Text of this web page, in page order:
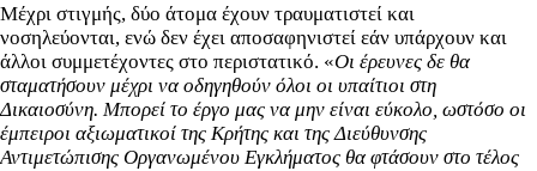
Μέχρι στιγμής, δύο άτομα έχουν τραυματιστεί και
νοσηλεύονται, ενώ δεν έχει αποσαφηνιστεί εάν υπάρχουν και
άλλοι συμμετέχοντες στο περιστατικό. «Οι έρευνες δε θα
σταματήσουν μέχρι να οδηγηθούν όλοι οι υπαίτιοι στη
Δικαιοσύνη. Μπορεί το έργο μας να μην είναι εύκολο, ωστόσο οι
έμπειροι αξιωματικοί της Κρήτης και της Διεύθυνσης
Αντιμετώπισης Οργανωμένου Εγκλήματος θα φτάσουν στο τέλος